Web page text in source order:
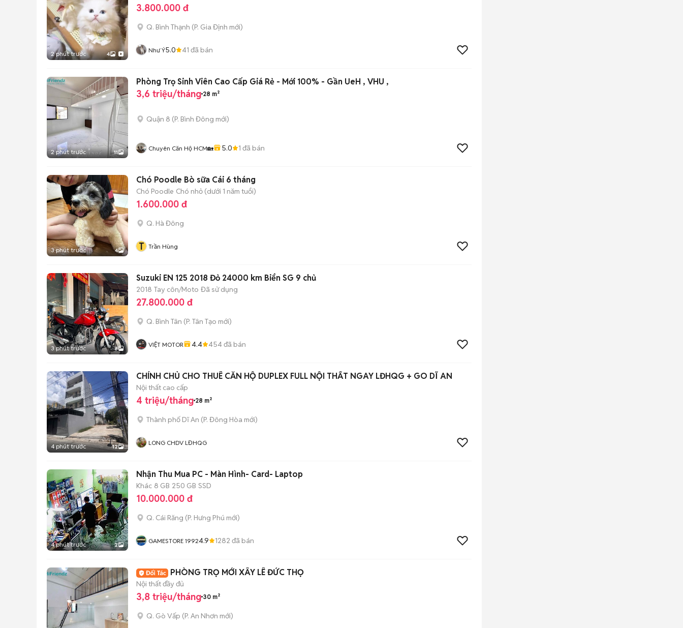
2 phút trước 4
3.800.000 đ
Q. Bình Thạnh (P. Gia Định mới)
Như Ý5.0 41 đã bán
2 phút trước 11
Phòng Trọ Sinh Viên Cao Cấp Giá Rẻ - Mới 100% - Gần UeH , VHU ,
3,6 triệu/tháng 28 m²
Quận 8 (P. Bình Đông mới)
Chuyên Căn Hộ HCM🏡 5.0 1 đã bán
3 phút trước 4
Chó Poodle Bò sữa Cái 6 tháng
Chó Poodle Chó nhỏ (dưới 1 năm tuổi)
1.600.000 đ
Q. Hà Đông
T Trần Hùng
3 phút trước 8
Suzuki EN 125 2018 Đỏ 24000 km Biển SG 9 chủ
2018 Tay côn/Moto Đã sử dụng
27.800.000 đ
Q. Bình Tân (P. Tân Tạo mới)
VIỆT MOTOR 4.4 454đã bán
4 phút trước 12
CHÍNH CHỦ CHO THUÊ CĂN HỘ DUPLEX FULL NỘI THẤT NGAY LĐHQG + GO DĨ AN
Nội thất cao cấp
4 triệu/tháng 28 m²
Thành phố Dĩ An (P. Đông Hòa mới)
LONG CHDV LĐHQG
4 phút trước 2
Nhận Thu Mua PC - Màn Hình- Card- Laptop
Khác 8 GB 250 GB SSD
10.000.000 đ
Q. Cái Răng (P. Hưng Phú mới)
GAMESTORE 19924.9 1282 đã bán
PHÒNG TRỌ MỚI XÂY LÊ ĐỨC THỌ
Nội thất đầy đủ
3,8 triệu/tháng 30 m²
Q. Gò Vấp (P. An Nhơn mới)